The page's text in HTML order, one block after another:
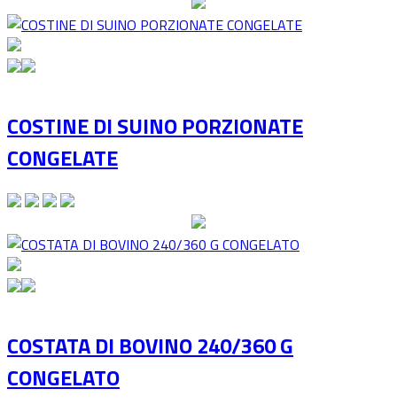
COSTINE DI SUINO PORZIONATE
CONGELATE
COSTATA DI BOVINO 240/360 G
CONGELATO